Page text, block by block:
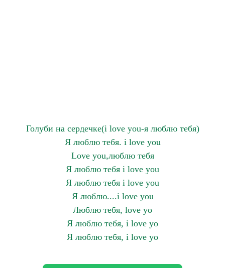
Голуби на сердечке(i love you-я люблю тебя)
Я люблю тебя. i love you
Love you,люблю тебя
Я люблю тебя i love you
Я люблю тебя i love you
Я люблю....i love you
Люблю тебя, love yo
Я люблю тебя, i love yo
Я люблю тебя, i love yo